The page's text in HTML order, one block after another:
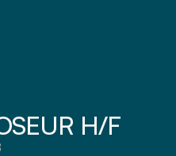
H/F